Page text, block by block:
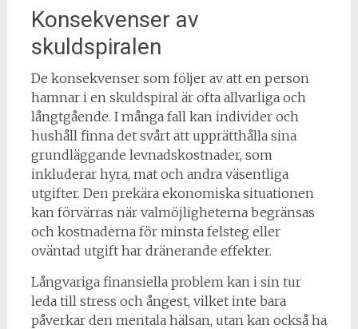
Konsekvenser av
skuldspiralen
De konsekvenser som följer av att en person
hamnar i en skuldspiral är ofta allvarliga och
långtgående. I många fall kan individer och
hushåll finna det svårt att upprätthålla sina
grundläggande levnadskostnader, som
inkluderar hyra, mat och andra väsentliga
utgifter. Den prekära ekonomiska situationen
kan förvärras när valmöjligheterna begränsas
och kostnaderna för minsta felsteg eller
oväntad utgift har dränerande effekter.
Långvariga finansiella problem kan i sin tur
leda till stress och ångest, vilket inte bara
påverkar den mentala hälsan, utan kan också ha